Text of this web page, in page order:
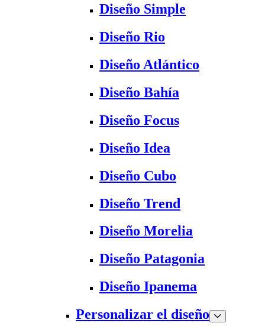
Diseño Simple
Diseño Rio
Diseño Atlántico
Diseño Bahía
Diseño Focus
Diseño Idea
Diseño Cubo
Diseño Trend
Diseño Morelia
Diseño Patagonia
Diseño Ipanema
Personalizar el diseño